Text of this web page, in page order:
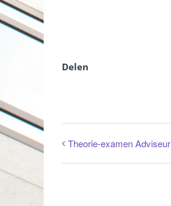
Delen
Theorie-examen Adviseur